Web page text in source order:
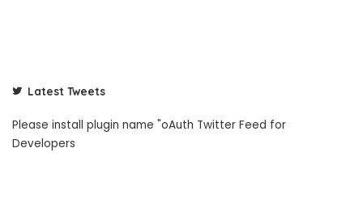
Latest Tweets
Please install plugin name "oAuth Twitter Feed for
Developers